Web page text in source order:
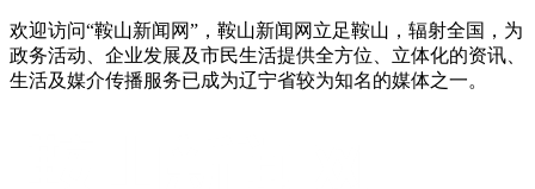
欢迎访问“鞍山新闻网”，鞍山新闻网立足鞍山，辐射全国，为
政务活动、企业发展及市民生活提供全方位、立体化的资讯、
生活及媒介传播服务已成为辽宁省较为知名的媒体之一。